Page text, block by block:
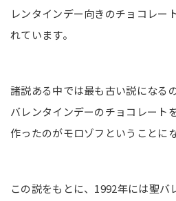
レンタインデー向きのチョコレー
れています。
諸説ある中では最も古い説になる
バレンタインデーのチョコレート
作ったのがモロゾフということに
この説をもとに、1992年には聖バ